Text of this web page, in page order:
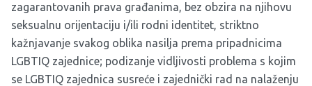
zagarantovanih prava građanima, bez obzira na njihovu
seksualnu orijentaciju i/ili rodni identitet, striktno
kažnjavanje svakog oblika nasilja prema pripadnicima
LGBTIQ zajednice; podizanje vidljivosti problema s kojim
se LGBTIQ zajednica susreće i zajednički rad na nalaženju